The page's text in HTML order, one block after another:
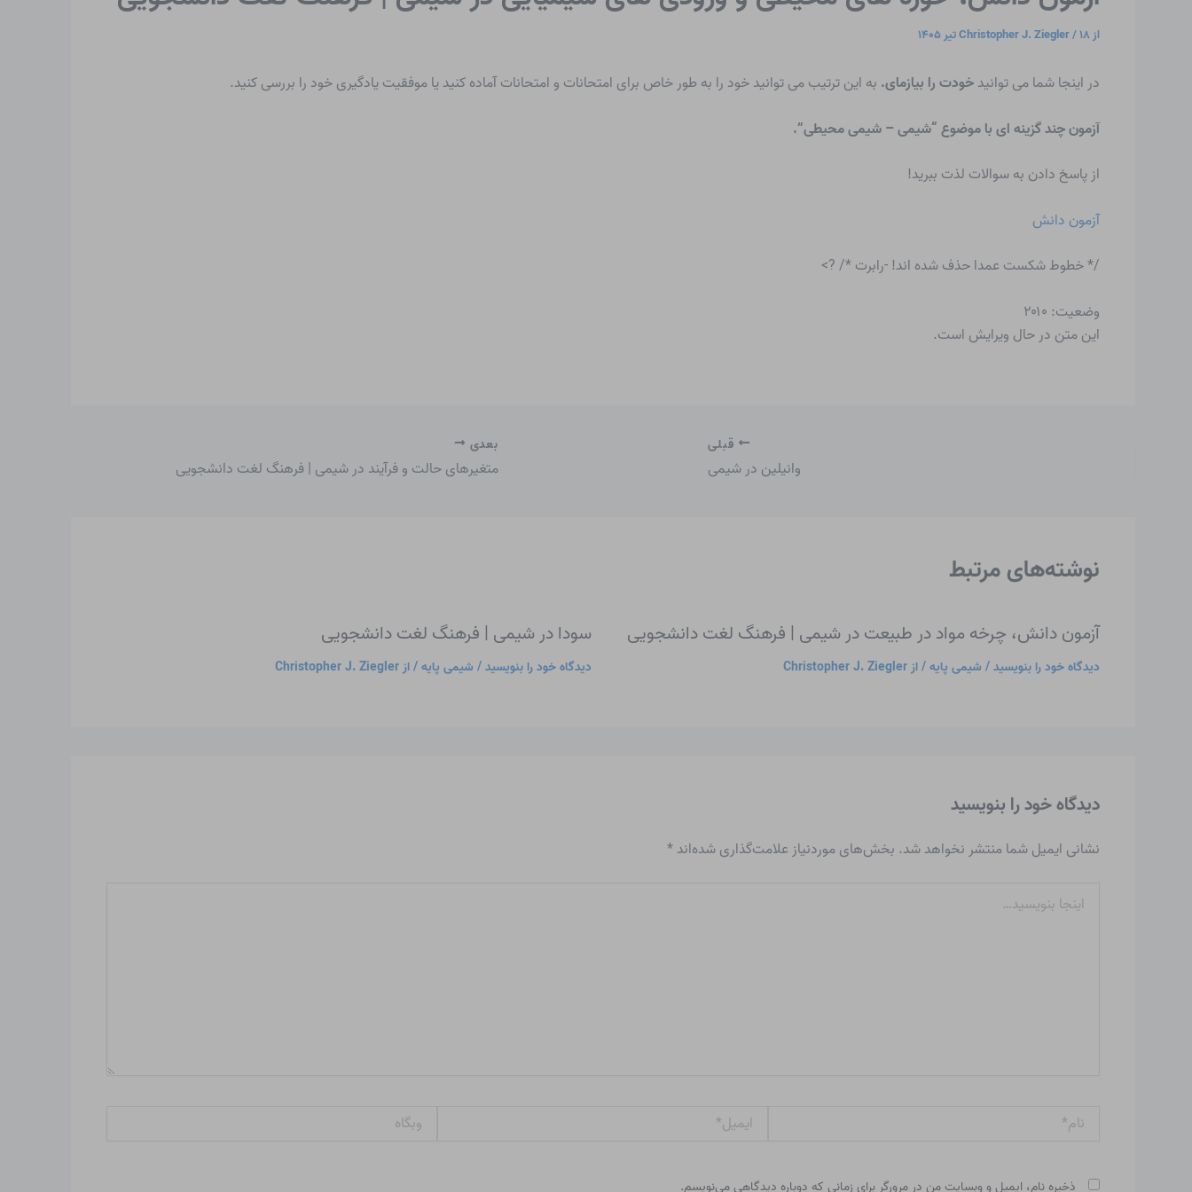
از Christopher J. Ziegler/۱۸ تیر ۱۴۰۵
در اینجا شما می توانیدخودت را بیازمای. به این ترتیب می توانید خود را به طور خاص برای امتحانات و امتحانات آماده کنید یا موفقیت یادگیری خود را بررسی کنید.
آزمون چند گزینه ای با موضوع “شیمی – شیمی محیطی”.
از پاسخ دادن به سوالات لذت ببرید!
آزمون دانش
/* خطوط شکست عمدا حذف شده اند! -رابرت */ ?>
وضعیت: ۲۰۱۰
این متن در حال ویرایش است.
قبلی
وانیلین در شیمی
بعدی
متغیرهای حالت و فرآیند در شیمی | فرهنگ لغت دانشجویی
نوشته‌های مرتبط
آزمون دانش، چرخه مواد در طبیعت در شیمی | فرهنگ لغت دانشجویی
دیدگاه‌ خود را بنویسید/ شیمی پایه/ ازChristopher J. Ziegler
سودا در شیمی | فرهنگ لغت دانشجویی
دیدگاه‌ خود را بنویسید/ شیمی پایه/ ازChristopher J. Ziegler
دیدگاه‌ خود را بنویسید
نشانی ایمیل شما منتشر نخواهد شد. بخش‌های موردنیاز علامت‌گذاری شده‌اند*
بنویسید…
ایمیل*
ذخیره نام، ایمیل و وبسایت من در مرورگر برای زمانی که دوباره دیدگاهی می‌نویسم.